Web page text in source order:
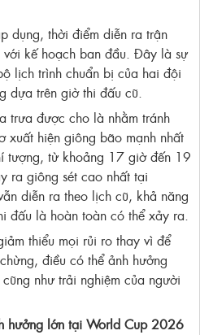
dụng, thời điểm diễn ra trận
kế hoạch ban đầu. Đây là sự
lịch trình chuẩn bị của hai đội
dựa trên giờ thi đấu cũ.
trưa được cho là nhằm tránh
xuất hiện giông bão mạnh nhất
tượng, từ khoảng 17 giờ đến 19
ra giông sét cao nhất tại
diễn ra theo lịch cũ, khả năng
đấu là hoàn toàn có thể xảy ra.
thiểu mọi rủi ro thay vì để
điều có thể ảnh hưởng
như trải nghiệm của người
hưởng lớn tại World Cup 2026